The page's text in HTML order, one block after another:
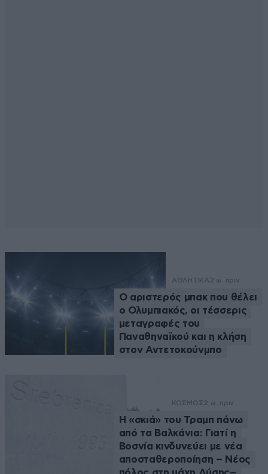
ΑΘΛΗΤΙΚΑ 2 ω. πριν
Ο αριστερός μπακ που θέλει
ο Ολυμπιακός, οι τέσσερις
μεταγραφές του
Παναθηναϊκού και η κλήση
στον Αντετοκούνμπο
ΚΟΣΜΟΣ2 ω. πριν
Η «σκιά» του Τραμπ πάνω
από τα Βαλκάνια: Γιατί η
Βοσνία κινδυνεύει με νέα
αποσταθεροποίηση – Νέος